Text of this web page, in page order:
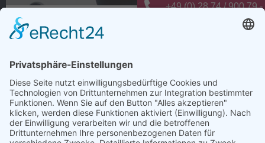
Warum dauert Ladungssicherung oft
länger als nötig?
Wie viele Arbeitsschritte entstehen bei der
Ladungssicherung nur deshalb, weil es schon immer so
gemacht wurde?
Anti-Rutsch-Matten zuschneiden, positionieren,
kontrollieren und regelmäßig ersetzen. Jeder einzelne
Schritt kostet Zeit. Bei mehreren Verladungen pro Tag
+49 (0) 28 74 / 900 79 -